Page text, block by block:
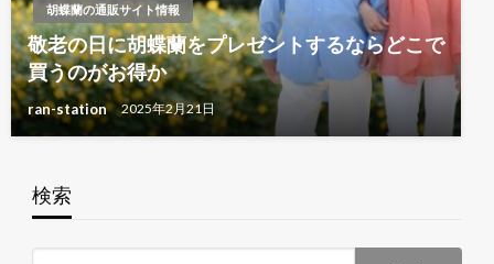
胡蝶蘭の通販サイト情報
敬老の日に胡蝶蘭をプレゼントするならどこで
買うのがお得か
ran-station 2025年2月21日
検索